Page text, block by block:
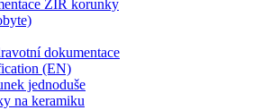
ZIR korunky
dokumentace
(EN)
jednoduše
na keramiku